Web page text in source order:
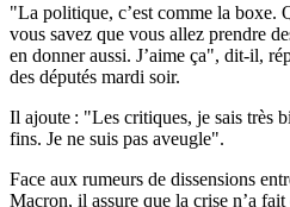
"La politique, c’est comme la boxe.
vous savez que vous allez prendre
en donner aussi. J’aime ça", dit-il,
des députés mardi soir.
Il ajoute : "Les critiques, je sais très
fins. Je ne suis pas aveugle".
Face aux rumeurs de dissensions
Macron, il assure que la crise n’a